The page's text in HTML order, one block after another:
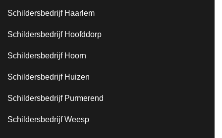
Schildersbedrijf Haarlem
Schildersbedrijf Hoofddorp
Schildersbedrijf Hoorn
Schildersbedrijf Huizen
Schildersbedrijf Purmerend
Schildersbedrijf Weesp